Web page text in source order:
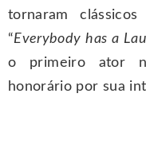
tornaram
“Everybody has a
o primeiro ator
honorário por sua